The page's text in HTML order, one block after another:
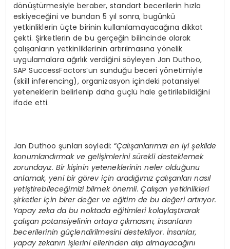
dönüştürmesiyle beraber, standart becerilerin hızla
eskiyeceğini ve bundan 5 yıl sonra, bugünkü
yetkinliklerin üçte birinin kullanılamayacağına dikkat
çekti. Şirketlerin de bu gerçeğin bilincinde olarak
çalışanların yetkinliklerinin artırılmasına yönelik
uygulamalara ağırlık verdiğini söyleyen Jan Duthoo,
SAP SuccessFactors’un sunduğu beceri yönetimiyle
(skill inferencing), organizasyon içindeki potansiyel
yeteneklerin belirlenip daha güçlü hale getirilebildiğini
ifade etti.
Jan Duthoo şunları söyledi: “Çalışanlarımızı en iyi şekilde
konumlandırmak ve gelişimlerini sürekli desteklemek
zorundayız. Bir kişinin yeteneklerinin neler olduğunu
anlamak, yeni bir görev için aradığımız çalışanları nasıl
yetiştirebileceğimizi bilmek önemli. Çalışan yetkinlikleri
şirketler için birer değer ve eğitim de bu değeri artırıyor.
Yapay zeka da bu noktada eğitimleri kolaylaştırarak
çalışan potansiyelinin ortaya çıkmasını, insanların
becerilerinin güçlendirilmesini destekliyor. İnsanlar,
yapay zekanın işlerini ellerinden alıp almayacağını